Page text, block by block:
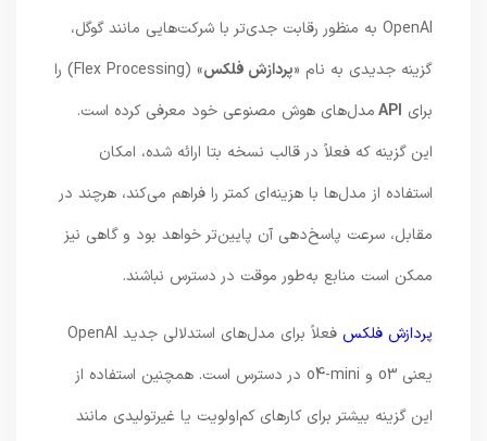
OpenAI به منظور رقابت جدی‌تر با شرکت‌هایی مانند گوگل،
گزینه جدیدی به نام «پردازش فلکس
» (Flex Processing) را
API مدل‌های هوش مصنوعی خود معرفی کرده است.
این گزینه که فعلاً در قالب نسخه بتا ارائه شده، امکان
استفاده از مدل‌ها با هزینه‌ای کمتر را فراهم می‌کند، هرچند در
مقابل، سرعت پاسخ‌دهی آن پایین‌تر خواهد بود و گاهی نیز
ممکن است منابع به‌طور موقت در دسترس نباشند.
پردازش فلکس
فعلاً برای مدل‌های استدلالی جدید OpenAI
یعنی o3 و o4-mini در دسترس است. همچنین استفاده از
این گزینه بیشتر برای کارهای کم‌اولویت یا غیرتولیدی مانند